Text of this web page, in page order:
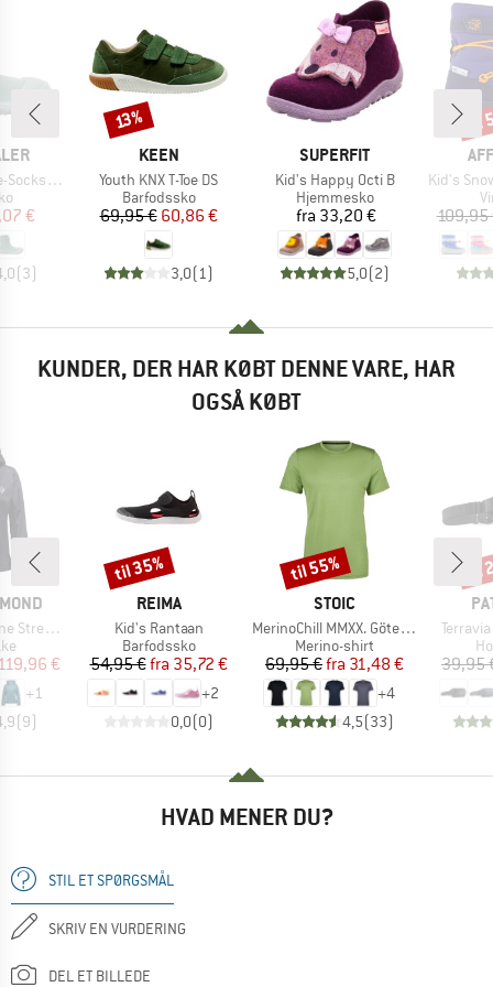
Uni
pris
€
(3)
MÆRKE
KEEN
Artikel
Youth KNX T-Toe DS
Produktgruppe
Barfodssko
Pris
69,95 €Nedsat pris
60,86 €
3,0(1 )
Rabat
13%
MÆRKE
SUPERFIT
Artikel
Kid's Happy Octi B
Produktgruppe
Hjemmesko
Pris
fra 33,20 €
5,0(2)
Artikel
Kid's Snow
109,95
KUNDER, DER HAR KØBT DENNE VARE, HAR
OGSÅ KØBT
Shell
pris
€
+1
(9)
MÆRKE
REIMA
Artikel
Kid's Rantaan
Produktgruppe
Barfodssko
Pris
54,95 € Nedsat pris
fra 35,72 €
+2
0,0(0)
Rabat
til 35%
MÆRKE
STOIC
Artikel
MerinoChill MMXX. Göteborg Tee
Produktgruppe
Merino-shirt
Pris
69,95 € Nedsat pris
fra 31,48 €
+4
4,5(33)
Rabat
til 55%
Artikel
39,95
HVAD MENER DU?
STIL ET SPØRGSMÅL
SKRIV EN VURDERING
DEL ET BILLEDE